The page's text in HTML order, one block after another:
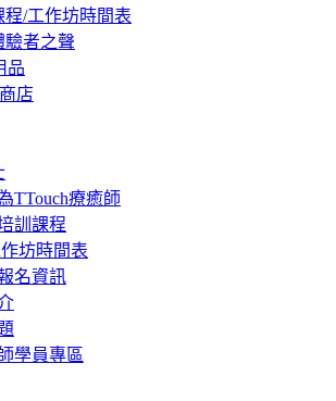
程/工作坊時間表
驗者之聲
品
店
TTouch療癒師
訓課程
坊時間表
名資訊
學員專區